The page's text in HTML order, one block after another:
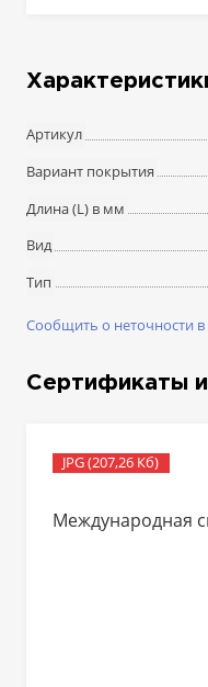
Артикул
Вариант покрытия
Длина (L) в мм
Вид
Тип
Сообщить о неточности
Сертификаты
JPG (207,26 Кб)
Международная